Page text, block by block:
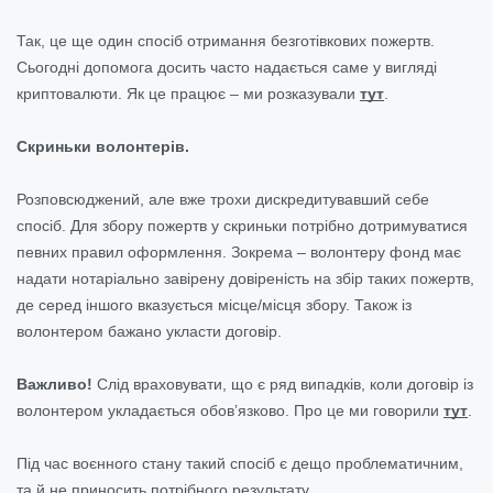
Так, це ще один спосіб отримання безготівкових пожертв.
Сьогодні допомога досить часто надається саме у вигляді
криптовалюти. Як це працює – ми розказували тут
Скриньки волонтерів.
Розповсюджений, але вже трохи дискредитувавший себе
спосіб. Для збору пожертв у скриньки потрібно дотримуватися
певних правил оформлення. Зокрема – волонтеру фонд має
надати нотаріально завірену довіреність на збір таких пожертв,
де серед іншого вказується місце/місця збору. Також із
волонтером бажано укласти договір.
Важливо! Слід враховувати, що є ряд випадків, коли договір із
волонтером укладається обов’язково. Про це ми говорили тут
Під час воєнного стану такий спосіб є дещо проблематичним,
та й не приносить потрібного результату.